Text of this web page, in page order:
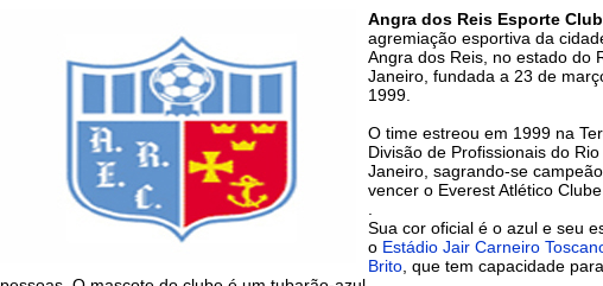
Angra dos Reis Esporte
agremiação esportiva da
Angra dos Reis, no estado do
Janeiro, fundada a 23 de
1999.
O time estreou em 1999 na
Divisão de Profissionais do
Janeiro, sagrando-se
vencer o Everest Atlético Clube
Sua cor oficial é o azul e seu
o Estádio Jair Carneiro
Brito , que tem capacidade